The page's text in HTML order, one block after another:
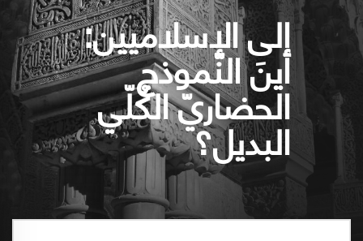
إلى الإسلاميين:
أينَ النّموذج
الحضاريّ الكُلّي
البديل؟